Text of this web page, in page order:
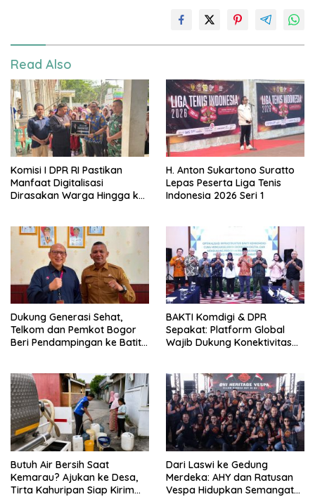
Read Also
Komisi I DPR RI Pastikan
Manfaat Digitalisasi
Dirasakan Warga Hingga ke
H. Anton Sukartono Suratto
Lepas Peserta Liga Tenis
Indonesia 2026 Seri 1
Dukung Generasi Sehat,
Telkom dan Pemkot Bogor
Beri Pendampingan ke Batita
BAKTI Komdigi & DPR
Sepakat: Platform Global
Wajib Dukung Konektivitas
Butuh Air Bersih Saat
Kemarau? Ajukan ke Desa,
Tirta Kahuripan Siap Kirim
Dari Laswi ke Gedung
Merdeka: AHY dan Ratusan
Vespa Hidupkan Semangat